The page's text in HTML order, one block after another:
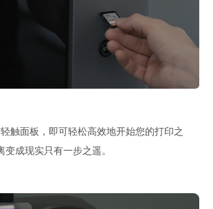
触面板，即可轻松高效地开始您的打印之
成现实只有一步之遥。